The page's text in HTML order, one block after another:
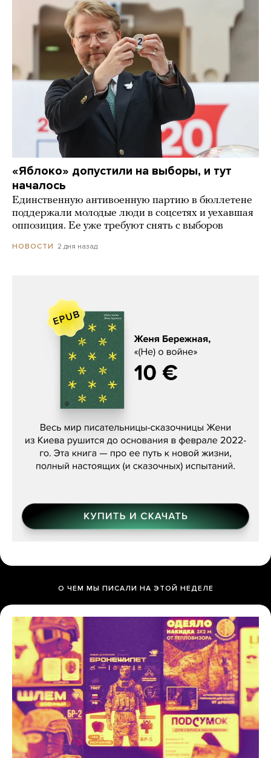
«Яблоко» допустили на выборы, и тут
началось
Единственную антивоенную партию в бюллетене
поддержали молодые люди в соцсетях и уехавшая
оппозиция. Ее уже требуют снять с выборов
НОВОСТИ 2 дня назад
Женя Бережная, «(Не) о войне»
О ЧЕМ МЫ ПИСАЛИ НА ЭТОЙ НЕДЕЛЕ